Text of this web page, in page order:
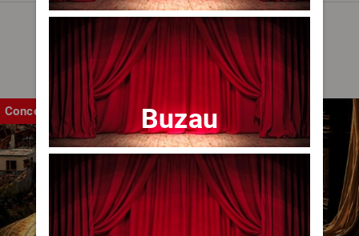
Noutăți
Concert Buzau